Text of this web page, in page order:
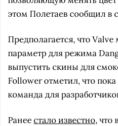
этом Полетаев сообщил в
Предполагается, что
параметр для режима
выпустить скины для
Follower отметил, что пока
команда для
Ранеестало известно, что